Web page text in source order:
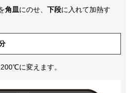
角皿にのせ、 下段に入れて加熱す
に変えます。